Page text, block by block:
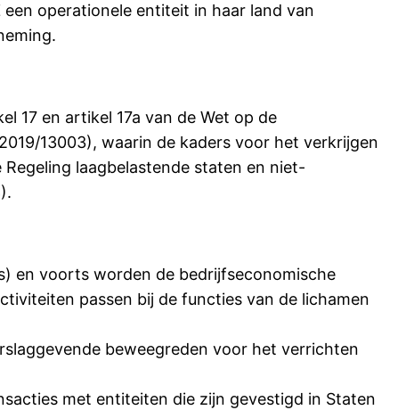
operationele entiteit in haar land van
17 en artikel 17a van de Wet op de
13003), waarin de kaders voor het verkrijgen
laagbelastende staten en niet-
en voorts worden de bedrijfseconomische
passen bij de functies van de lichamen
beweegreden voor het verrichten
met entiteiten die zijn gevestigd in Staten